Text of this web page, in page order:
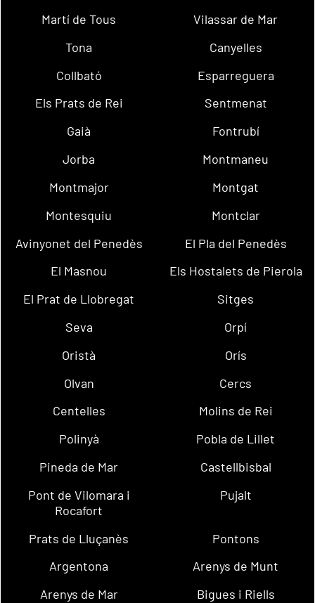
Martí de Tous
Vilassar de Mar
Tona
Canyelles
Collbató
Esparreguera
Els Prats de Rei
Sentmenat
Gaià
Fontrubí
Jorba
Montmaneu
Montmajor
Montgat
Montesquiu
Montclar
Avinyonet del Penedès
El Pla del Penedès
El Masnou
Els Hostalets de Pierola
El Prat de Llobregat
Sitges
Seva
Orpí
Oristà
Orís
Olvan
Cercs
Centelles
Molins de Rei
Polinyà
Pobla de Lillet
Pineda de Mar
Castellbisbal
Pont de Vilomara i
Rocafort
Pujalt
Prats de Lluçanès
Pontons
Argentona
Arenys de Munt
Arenys de Mar
Bigues i Riells